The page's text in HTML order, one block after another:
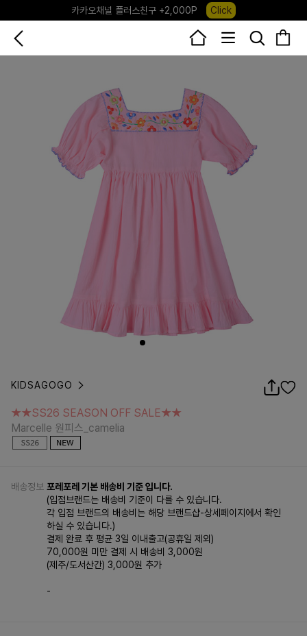
카카오채널 플러스친구 +2,000P
Click
포레포레 앱 다운로드 +3,000P
Down
KIDSAGOGO
Marcelle 원피스_camelia
★★SS26 SEASON OFF SALE★★
Marcelle 원피스_camelia
배송정보 포레포레 기본 배송비 기준 입니다.
(입점브랜드는 배송비 기준이 다를 수 있습니다.
각 입점 브랜드의 배송비는 해당 브랜드샵-상세페이지에서 확인
하실 수 있습니다.)
결제 완료 후 평균 3일 이내출고(공휴일 제외)
70,000원 미만 결제 시 배송비 3,000원
(제주/도서산간) 3,000원 추가
-